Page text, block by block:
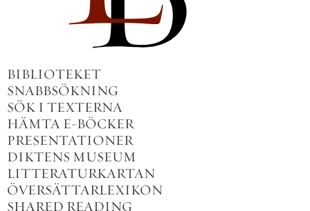
BIBLIOTEKET
SNABBSÖKNING
SÖK I TEXTERNA
HÄMTA E-BÖCKER
PRESENTATIONER
DIKTENS MUSEUM
LITTERATURKARTAN
ÖVERSÄTTARLEXIKON
SHARED READING